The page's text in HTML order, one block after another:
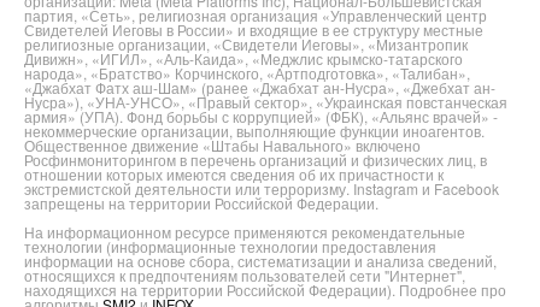
партия, «Сеть», религиозная организация «Управленческий центр
Свидетелей Иеговы в России» и входящие в ее структуру местные
религиозные организации, «Свидетели Иеговы», «Мизантропик
Дивижн», «ИГИЛ», «Аль-Каида», «Меджлис крымско-татарского
народа», «Братство» Корчинского, «Артподготовка», «Талибан»,
«Джабхат Фатх аш-Шам» (ранее «Джабхат ан-Нусра», «Джебхат ан-
Нусра»), «УНА-УНСО», «Правый сектор», «Украинская повстанческая
армия» (УПА). Фонд борьбы с коррупцией» (ФБК), «Альянс врачей» -
некоммерческие организации, выполняющие функции иноагентов.
Общественное движение «Штабы Навального» включено
Росфинмониторингом в перечень организаций и физических лиц, в
отношении которых имеются сведения об их причастности к
экстремистской деятельности или терроризму. Instagram и Facebook
запрещены на территории Российской Федерации.
На информационном ресурсе применяются рекомендательные
технологии (информационные технологии предоставления
информации на основе сбора, систематизации и анализа сведений,
относящихся к предпочтениям пользователей сети "Интернет",
находящихся на территории Российской Федерации). Подробнее про